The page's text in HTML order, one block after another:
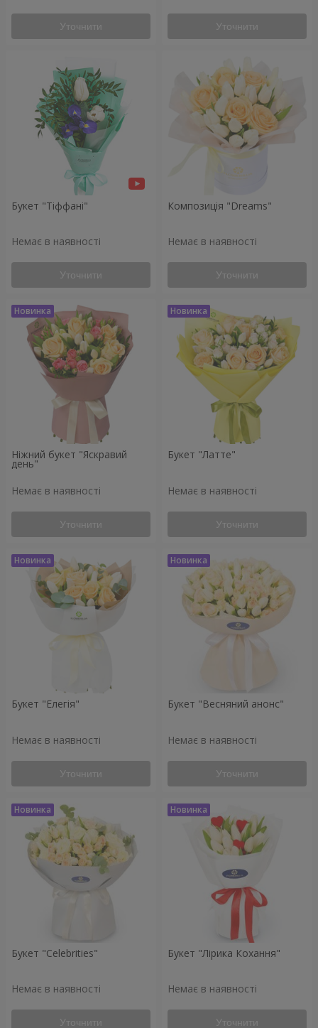
Уточнити Уточнити
Букет "Тіффані"
Немає в наявності
Уточнити
Композиція "Dreams"
Немає в наявності
Уточнити
Ніжний букет "Яскравий
день"
Немає в наявності
Уточнити
Букет "Латте"
Немає в наявності
Уточнити
Букет "Елегія"
Немає в наявності
Уточнити
Букет "Весняний анонс"
Немає в наявності
Уточнити
Букет "Celebrities"
Немає в наявності
Уточнити
Букет "Лірика Кохання"
Немає в наявності
Уточнити